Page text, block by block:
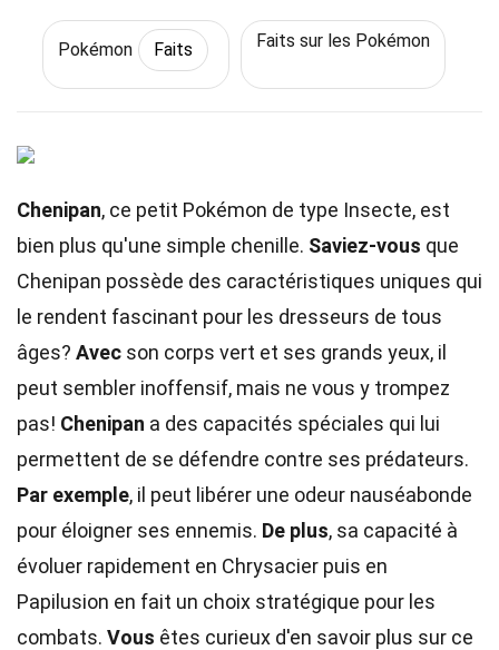
Pokémon Faits Faits sur les Pokémon
Chenipan, ce petit Pokémon de type Insecte, est
bien plus qu'une simple chenille. Saviez-vous que
Chenipan possède des caractéristiques uniques qui
le rendent fascinant pour les dresseurs de tous
âges? Avec son corps vert et ses grands yeux, il
peut sembler inoffensif, mais ne vous y trompez
pas! Chenipan a des capacités spéciales qui lui
permettent de se défendre contre ses prédateurs.
Par exemple, il peut libérer une odeur nauséabonde
pour éloigner ses ennemis. De plus, sa capacité à
évoluer rapidement en Chrysacier puis en
Papilusion en fait un choix stratégique pour les
combats. Vous êtes curieux d'en savoir plus sur ce